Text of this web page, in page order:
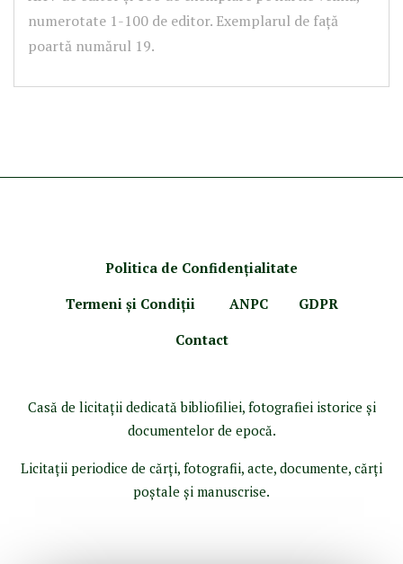
numerotate 1-100 de editor. Exemplarul de față
poartă numărul 19.
Politica de Confidenţialitate
Termeni şi Condiţii
ANPC
GDPR
Contact
Casă de licitaţii dedicată bibliofiliei, fotografiei istorice şi
documentelor de epocă.
Licitaţii periodice de cărţi, fotografii, acte, documente, cărţi
poştale şi manuscrise.